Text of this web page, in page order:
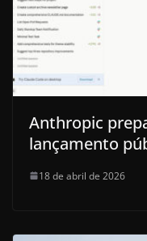
Anthropic
lançamento
18 de abril de 2026